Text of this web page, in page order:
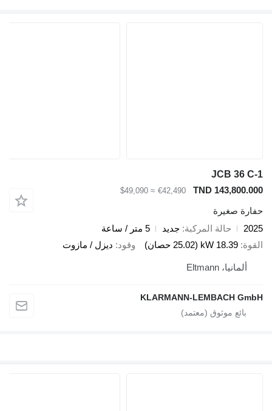
JCB 36 C-
TND
€42,490
≈ $49,090
صغيرة
حالة المركبة جديد
18.39 kW (25.02 حصان) وقود ديزل / مازوت
ألمانيا، Eltmann
KLARMANN-LEMBACH